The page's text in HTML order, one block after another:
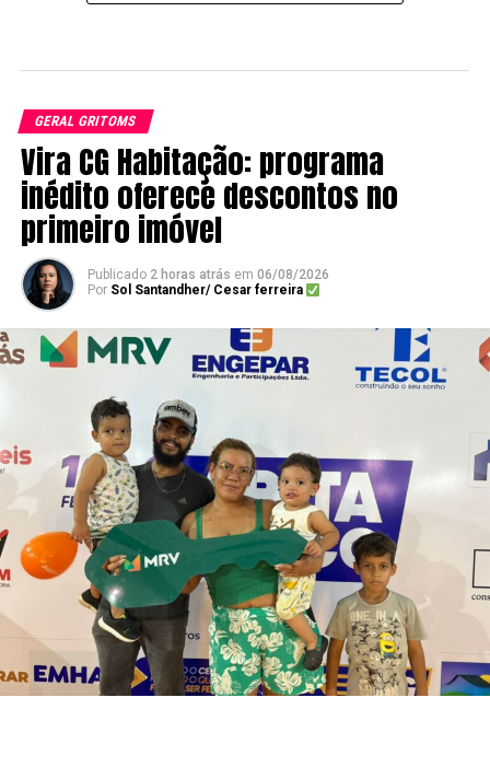
GERAL GRITOMS
Vira CG Habitação: programa
inédito oferece descontos no
primeiro imóvel
Publicado 2 horas atrás em 06/08/2026
Por Sol Santandher/ Cesar ferreira